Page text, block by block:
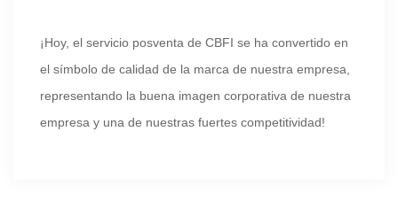
¡Hoy, el servicio posventa de CBFI se ha convertido en
el símbolo de calidad de la marca de nuestra empresa,
representando la buena imagen corporativa de nuestra
empresa y una de nuestras fuertes competitividad!